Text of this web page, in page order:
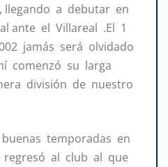
llegando a debutar en
ante el Villareal .El 1
jamás será olvidado
comenzó su larga
división de nuestro
temporadas en
regresó al club al que